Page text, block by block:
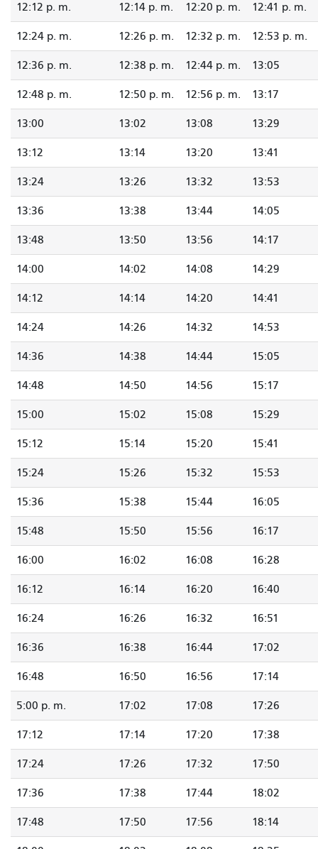
12:12 p. m. 12:14 p. m. 12:20 p. m. 12:41 p. m.
12:24 p. m. 12:26 p. m. 12:32 p. m. 12:53 p. m.
12:36 p. m. 12:38 p. m. 12:44 p. m. 13:05
12:48 p. m. 12:50 p. m. 12:56 p. m. 13:17
13:00 13:02 13:08 13:29
13:12 13:14 13:20 13:41
13:24 13:26 13:32 13:53
13:36 13:38 13:44 14:05
13:48 13:50 13:56 14:17
14:00 14:02 14:08 14:29
14:12 14:14 14:20 14:41
14:24 14:26 14:32 14:53
14:36 14:38 14:44 15:05
14:48 14:50 14:56 15:17
15:00 15:02 15:08 15:29
15:12 15:14 15:20 15:41
15:24 15:26 15:32 15:53
15:36 15:38 15:44 16:05
15:48 15:50 15:56 16:17
16:00 16:02 16:08 16:28
16:12 16:14 16:20 16:40
16:24 16:26 16:32 16:51
16:36 16:38 16:44 17:02
16:48 16:50 16:56 17:14
5:00 p. m. 17:02 17:08 17:26
17:12 17:14 17:20 17:38
17:24 17:26 17:32 17:50
17:36 17:38 17:44 18:02
17:48 17:50 17:56 18:14